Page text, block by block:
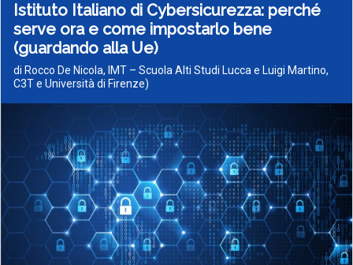
Istituto Italiano di Cybersicurezza: perché
serve ora e come impostarlo bene
(guardando alla Ue)
di Rocco De Nicola, IMT – Scuola Alti Studi Lucca e Luigi Martino,
C3T e Università di Firenze)